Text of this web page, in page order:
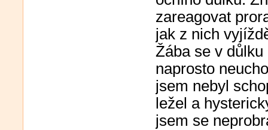
zareagovat
jak z nich
Žába se v
naprosto
jsem nebyl
ležel a
jsem se